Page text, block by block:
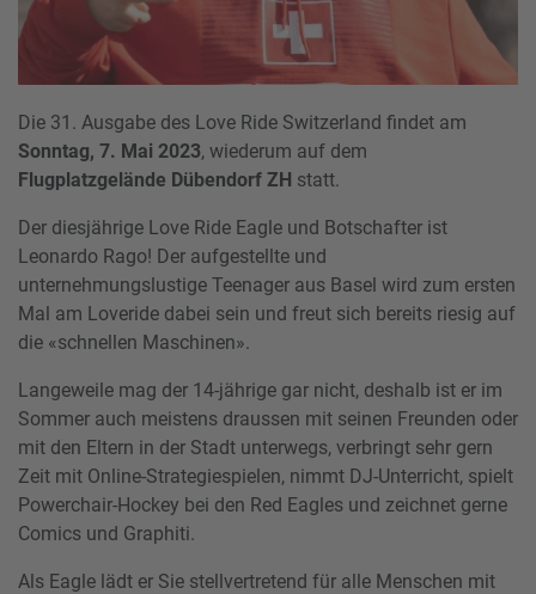
Die 31. Ausgabe des Love Ride Switzerland findet am
Sonntag, 7. Mai 2023, wiederum auf dem
Flugplatzgelände Dübendorf ZH statt.
Der diesjährige Love Ride Eagle und Botschafter ist
Leonardo Rago! Der aufgestellte und
unternehmungslustige Teenager aus Basel wird zum ersten
Mal am Loveride dabei sein und freut sich bereits riesig auf
die «schnellen Maschinen».
Langeweile mag der 14-jährige gar nicht, deshalb ist er im
Sommer auch meistens draussen mit seinen Freunden oder
mit den Eltern in der Stadt unterwegs, verbringt sehr gern
Zeit mit Online-Strategiespielen, nimmt DJ-Unterricht, spielt
Powerchair-Hockey bei den Red Eagles und zeichnet gerne
Comics und Graphiti.
Als Eagle lädt er Sie stellvertretend für alle Menschen mit